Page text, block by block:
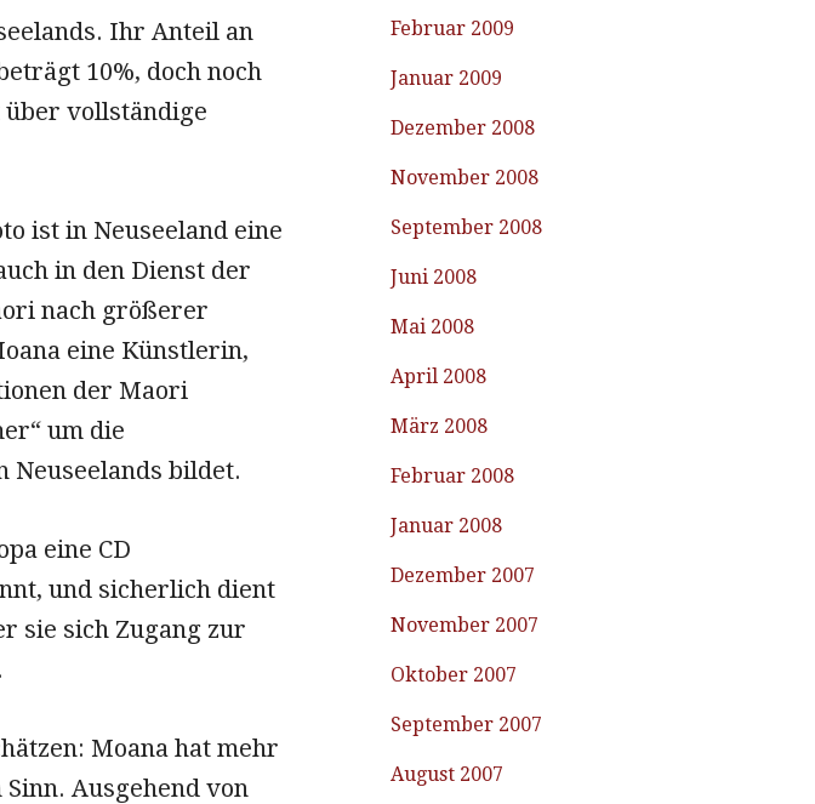
Ihr Anteil an
10%, doch noch
vollständige
ist in Neuseeland eine
in den Dienst der
nach größerer
eine Künstlerin,
der Maori
um die
bildet.
eine CD
und sicherlich dient
sie sich Zugang zur
Moana hat mehr
Ausgehend von
Februar 2009
Januar 2009
Dezember 2008
November 2008
September 2008
Juni 2008
Mai 2008
April 2008
März 2008
Februar 2008
Januar 2008
Dezember 2007
November 2007
Oktober 2007
September 2007
August 2007